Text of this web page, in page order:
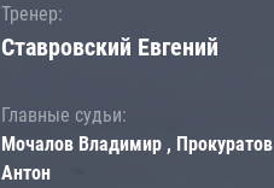
Тренер:
Ставровский Евгений
Главные судьи:
Мочалов Владимир , Прокуратов
Антон